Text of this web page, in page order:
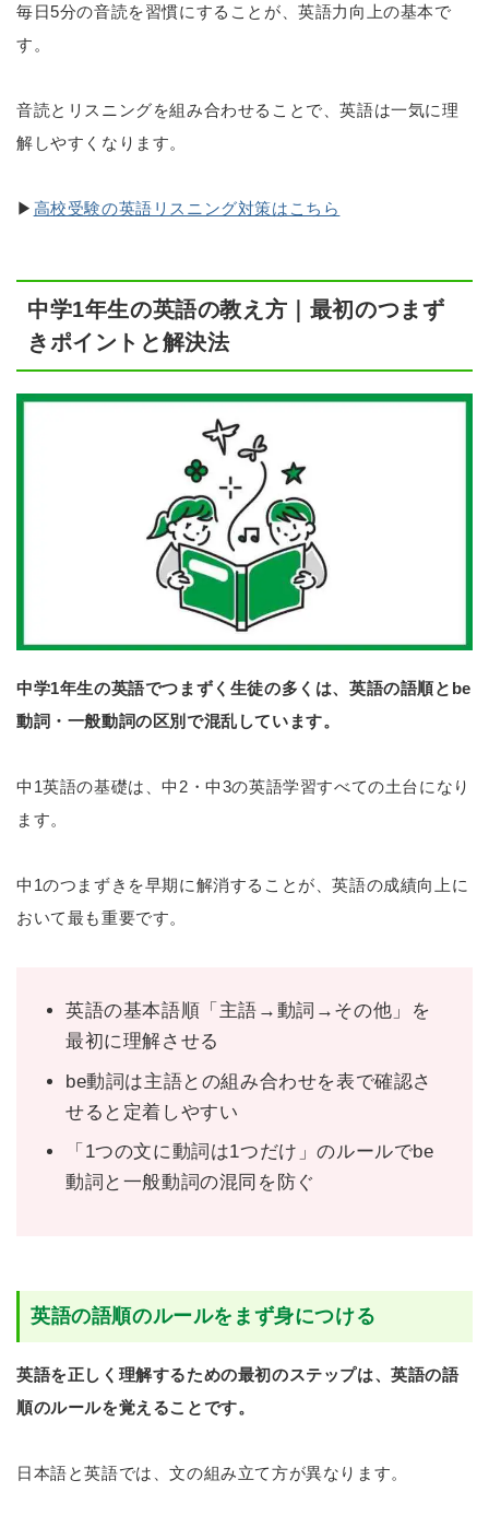
毎日5分の音読を習慣にすることが、英語力向上の基本で
す。
音読とリスニングを組み合わせることで、英語は一気に理
解しやすくなります。
▶ 高校受験の英語リスニング対策はこちら
中学1年生の英語の教え方｜最初のつまず
きポイントと解決法
中学1年生の英語でつまずく生徒の多くは、英語の語順とbe
動詞・一般動詞の区別で混乱しています。
中1英語の基礎は、中2・中3の英語学習すべての土台になり
ます。
中1のつまずきを早期に解消することが、英語の成績向上に
おいて最も重要です。
英語の基本語順「主語→動詞→その他」を
最初に理解させる
be動詞は主語との組み合わせを表で確認さ
せると定着しやすい
「1つの文に動詞は1つだけ」のルールでbe
動詞と一般動詞の混同を防ぐ
英語の語順のルールをまず身につける
英語を正しく理解するための最初のステップは、英語の語
順のルールを覚えることです。
日本語と英語では、文の組み立て方が異なります。